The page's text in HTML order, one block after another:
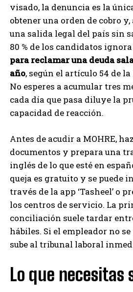
visado, la denuncia es la
obtener una orden de cobro
una salida legal del país sin
80 % de los candidatos ignora
para reclamar una deuda
año, según el artículo 54 de
No esperes a acumular tres
cada día que pasa diluye la
capacidad de reacción.
Antes de acudir a MOHRE,
documentos y prepara una
inglés de lo que esté en
queja es gratuito y se puede
través de la app ‘Tasheel’ o
los centros de servicio. La
conciliación suele tardar
hábiles. Si el empleador no
sube al tribunal laboral
Lo que necesitas